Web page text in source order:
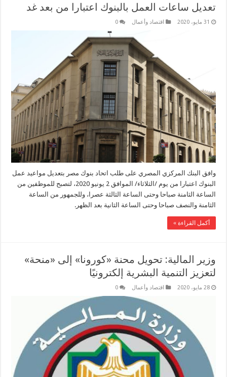
تعديل ساعات العمل بالبنوك اعتبارا من بعد غد
31 مايو، 2020 اقتصاد وأعمال 0
وافق البنك المركزي المصري على طلب اتحاد بنوك مصر بتعديل مواعيد عمل
البنوك اعتبارا من يوم /الثلاثاء/ الموافق 2 يونيو 2020، لتصبح للموظفين من
الساعة الثامنة صباحا وحتى الساعة الثالثة عصرا، وللجمهور من الساعة
الثامنة والنصف صباحا وحتى الساعة الثانية بعد الظهر.
أكمل القراءة »
وزير المالية: تحويل محنة «كورونا» إلى «منحة»
لتعزيز التنمية البشرية إلكترونيًا
28 مايو، 2020 اقتصاد وأعمال 0